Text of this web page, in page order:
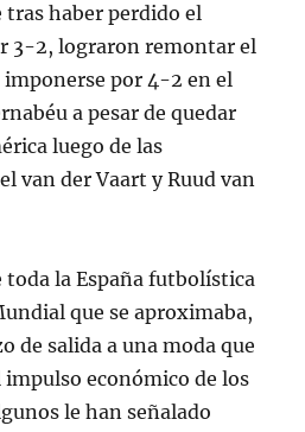
tras haber perdido el
3-2, lograron remontar el
imponerse por 4-2 en el
a pesar de quedar
luego de las
van der Vaart y Ruud van
toda la España futbolística
que se aproximaba,
de salida a una moda que
económico de los
le han señalado